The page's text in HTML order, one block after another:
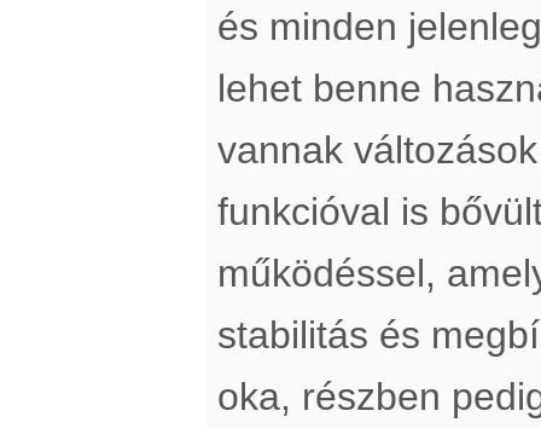
és minden
lehet benne
vannak
funkcióval is
működéssel,
stabilitás és
oka, részben